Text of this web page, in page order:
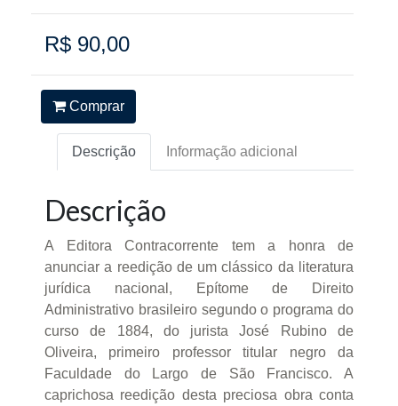
R$ 90,00
Comprar
Descrição Informação adicional
Descrição
A Editora Contracorrente tem a honra de
anunciar a reedição de um clássico da literatura
jurídica nacional, Epítome de Direito
Administrativo brasileiro segundo o programa do
curso de 1884, do jurista José Rubino de
Oliveira, primeiro professor titular negro da
Faculdade do Largo de São Francisco. A
caprichosa reedição desta preciosa obra conta